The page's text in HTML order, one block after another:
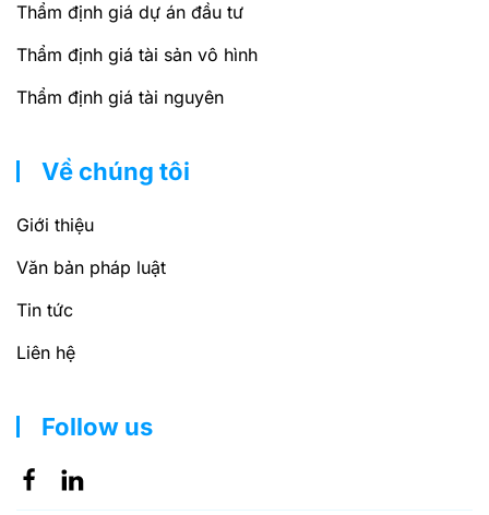
Thẩm định giá dự án đầu tư
Thẩm định giá tài sản vô hình
Thẩm định giá tài nguyên
Về chúng tôi
Giới thiệu
Văn bản pháp luật
Tin tức
Liên hệ
Follow us